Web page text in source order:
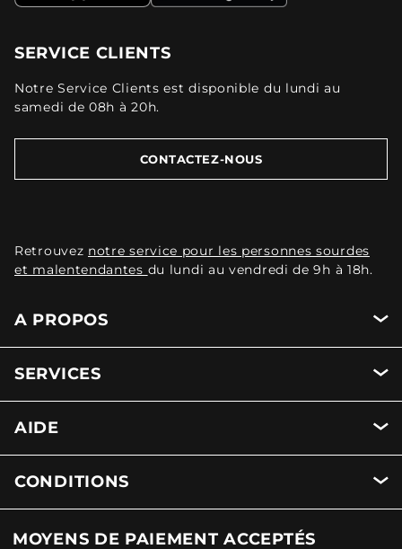
SERVICE CLIENTS
Notre Service Clients est disponible du lundi au
samedi de 08h à 20h.
CONTACTEZ-NOUS
Retrouvez notre service pour les personnes sourdes
et malentendantes du lundi au vendredi de 9h à 18h.
A PROPOS
SERVICES
AIDE
CONDITIONS
MOYENS DE PAIEMENT ACCEPTÉS